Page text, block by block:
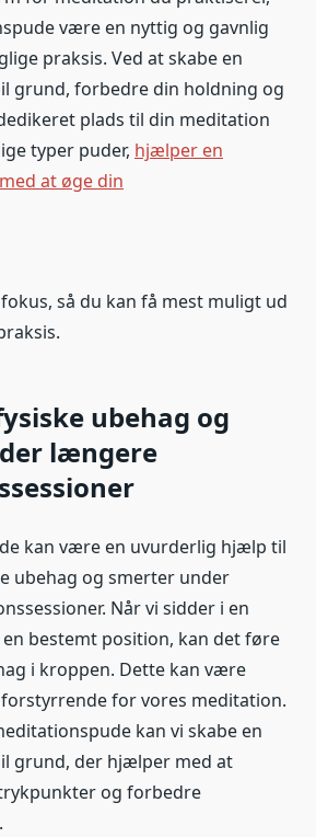
være en nyttig og gavnlig
praksis. Ved at skabe en
grund, forbedre din holdning og
plads til din meditation
typer puder, hjælper en
at øge din
så du kan få mest muligt ud
ubehag og
længere
kan være en uvurderlig hjælp til
ubehag og smerter under
Når vi sidder i en
bestemt position, kan det føre
i kroppen. Dette kan være
for vores meditation.
kan vi skabe en
grund, der hjælper med at
og forbedre